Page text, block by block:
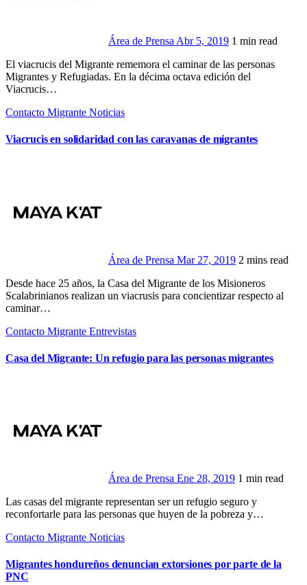
Área de Prensa Abr 5, 2019 1 min read
El viacrucis del Migrante rememora el caminar de las personas
Migrantes y Refugiadas. En la décima octava edición del
Viacrucis…
Contacto Migrante Noticias
Viacrucis en solidaridad con las caravanas de migrantes
Área de Prensa Mar 27, 2019 2 mins read
Desde hace 25 años, la Casa del Migrante de los Misioneros
Scalabrinianos realizan un viacrusis para concientizar respecto al
caminar…
Contacto Migrante Entrevistas
Casa del Migrante: Un refugio para las personas migrantes
Área de Prensa Ene 28, 2019 1 min read
Las casas del migrante representan ser un refugio seguro y
reconfortarle para las personas que huyen de la pobreza y…
Contacto Migrante Noticias
Migrantes hondureños denuncian extorsiones por parte de la
PNC